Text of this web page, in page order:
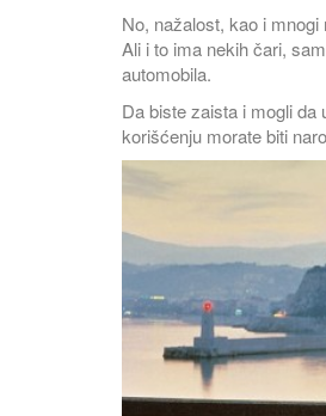
No, nažalost, kao i
Ali i to ima nekih čari,
automobila.
Da biste zaista i mogli
korišćenju morate biti